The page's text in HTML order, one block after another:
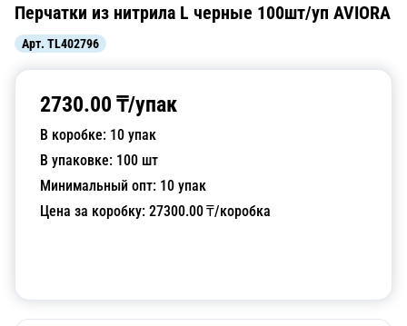
Перчатки из нитрила L черные 100шт/уп AVIORA
Арт. TL402796
2730.00 ₸/упак
В коробке: 10 упак
В упаковке: 100 шт
Минимальный опт: 10 упак
Цена за коробку: 27300.00₸/коробка